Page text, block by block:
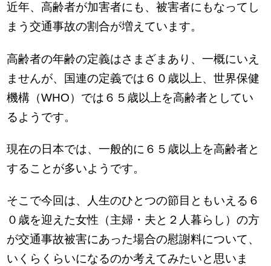
近年、高齢者が加害者にも、被害者にもなってし
まう交通事故の割合が増えています。
高齢者の年齢の定義はさまざまあり、一概にいえ
ませんが、国連の定義では６０歳以上、世界保健
機構（WHO）では６５歳以上を高齢者としてい
るようです。
現在の日本では、一般的に６５歳以上を高齢者と
することが多いようです。
そこで今回は、人生のひとつの節目ともいえる６
０歳を迎えた女性（主婦・夫と２人暮らし）の方
が交通事故被害にあった場合の慰謝料について、
いくらくらいになるのか考えてみたいと思いま